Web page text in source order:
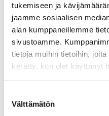
tukemiseen ja
jaamme sosiaalisen
alan kumppaneillemme
sivustoamme.
tietoja muihin tietoihin,
kerätty, kun olet käyttänyt
valinta
Välttämätön